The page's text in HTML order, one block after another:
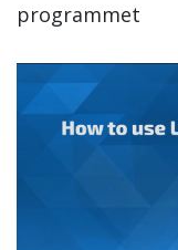
programmet